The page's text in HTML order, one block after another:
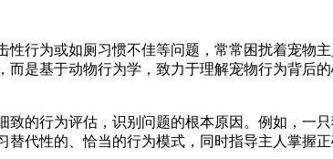
行为或如厕习惯不佳等问题，常常困扰着宠物
是基于动物行为学，致力于理解宠物行为背后
的行为评估，识别问题的根本原因。例如，一
代性的、恰当的行为模式，同时指导主人掌握